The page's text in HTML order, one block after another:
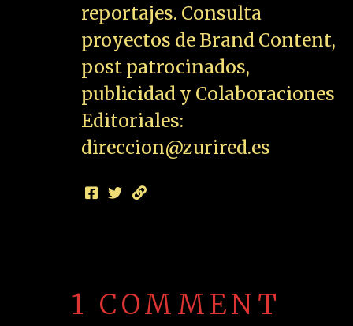
reportajes. Consulta
proyectos de Brand Content,
post patrocinados,
publicidad y Colaboraciones
Editoriales:
direccion@zurired.es
1 COMMENT